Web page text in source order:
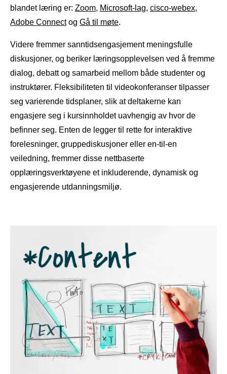
blandet læring er: Zoom, Microsoft-lag, cisco-webex,
Adobe Connectog Gå til møte.
Videre fremmer sanntidsengasjement meningsfulle
diskusjoner, og beriker læringsopplevelsen ved å fremme
dialog, debatt og samarbeid mellom både studenter og
instruktører. Fleksibiliteten til videokonferanser tilpasser
seg varierende tidsplaner, slik at deltakerne kan
engasjere seg i kursinnholdet uavhengig av hvor de
befinner seg. Enten de legger til rette for interaktive
forelesninger, gruppediskusjoner eller en-til-en
veiledning, fremmer disse nettbaserte
opplæringsverktøyene et inkluderende, dynamisk og
engasjerende utdanningsmiljø.